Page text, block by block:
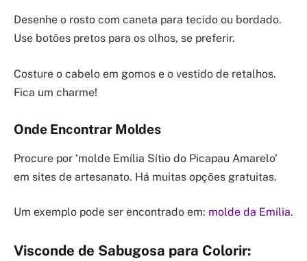
Desenhe o rosto com caneta para tecido ou bordado.
Use botões pretos para os olhos, se preferir.
Costure o cabelo em gomos e o vestido de retalhos.
Fica um charme!
Onde Encontrar Moldes
Procure por ‘molde Emília Sítio do Picapau Amarelo’
em sites de artesanato. Há muitas opções gratuitas.
Um exemplo pode ser encontrado em: molde da Emília.
Visconde de Sabugosa para Colorir: